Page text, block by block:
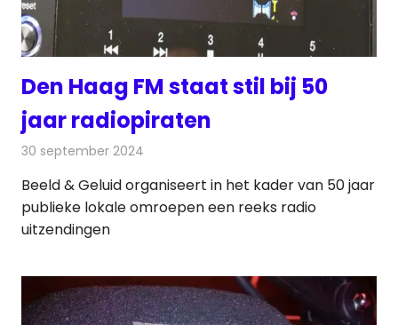
Den Haag FM staat stil bij 50
jaar radiopiraten
30 september 2024
Beeld & Geluid organiseert in het kader van 50 jaar
publieke lokale omroepen een reeks radio
uitzendingen